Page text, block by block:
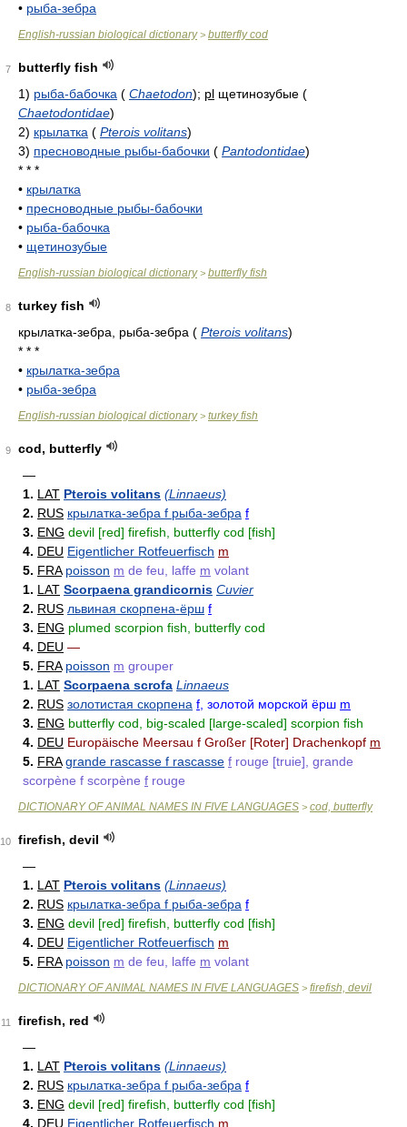
• рыба-зебра
English-russian biological dictionary> butterfly cod
7
butterfly fish
1) рыба-бабочка ( Chaetodon); pl щетинозубые (
Chaetodontidae)
2) крылатка ( Pterois volitans)
3) пресноводные рыбы-бабочки ( Pantodontidae)
* * *
• крылатка
• пресноводные рыбы-бабочки
• рыба-бабочка
• щетинозубые
English-russian biological dictionary> butterfly fish
8
turkey fish
крылатка-зебра, рыба-зебра ( Pterois volitans)
* * *
• крылатка-зебра
• рыба-зебра
English-russian biological dictionary> turkey fish
9
cod, butterfly
—
1. LAT Pterois volitans (Linnaeus)
2. RUS крылатка-зебра f рыба-зебра f
3. ENG devil [red] firefish, butterfly cod [fish]
4. DEU Eigentlicher Rotfeuerfisch m
5. FRA poisson m de feu, laffe m volant
1. LAT Scorpaena grandicornis Cuvier
2. RUS львиная скорпена-ёрш f
3. ENG plumed scorpion fish, butterfly cod
4. DEU —
5. FRA poisson m grouper
1. LAT Scorpaena scrofa Linnaeus
2. RUS золотистая скорпена f , золотой морской ёрш m
3. ENG butterfly cod, big-scaled [large-scaled] scorpion fish
4. DEU Europäische Meersau f Großer [Roter] Drachenkopf m
5. FRA grande rascasse f rascasse f rouge [truie], grande
scorpène f scorpène f rouge
DICTIONARY OF ANIMAL NAMES IN FIVE LANGUAGES > cod, butterfly
10
firefish, devil
—
1. LAT Pterois volitans (Linnaeus)
2. RUS крылатка-зебра f рыба-зебра f
3. ENG devil [red] firefish, butterfly cod [fish]
4. DEU Eigentlicher Rotfeuerfisch m
5. FRA poisson m de feu, laffe m volant
DICTIONARY OF ANIMAL NAMES IN FIVE LANGUAGES > firefish, devil
11
firefish, red
—
1. LAT Pterois volitans (Linnaeus)
2. RUS крылатка-зебра f рыба-зебра f
3. ENG devil [red] firefish, butterfly cod [fish]
4. DEU Eigentlicher Rotfeuerfisch m